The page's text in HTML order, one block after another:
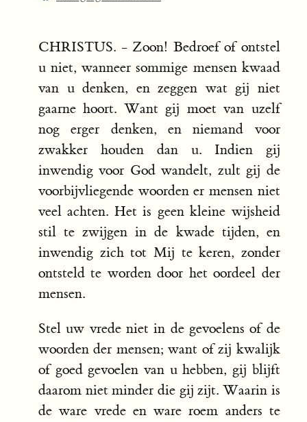
CHRISTUS. - Zoon! Bedroef of ontstel
u niet, wanneer sommige mensen kwaad
van u denken, en zeggen wat gij niet
gaarne hoort. Want gij moet van uzelf
nog erger denken, en niemand voor
zwakker houden dan u. Indien gij
inwendig voor God wandelt, zult gij de
voorbijvliegende woorden er mensen niet
veel achten. Het is geen kleine wijsheid
stil te zwijgen in de kwade tijden, en
inwendig zich tot Mij te keren, zonder
ontsteld te worden door het oordeel der
mensen.
Stel uw vrede niet in de gevoelens of de
woorden der mensen; want of zij kwalijk
of goed gevoelen van u hebben, gij blijft
daarom niet minder die gij zijt. Waarin is
de ware vrede en ware roem anders te